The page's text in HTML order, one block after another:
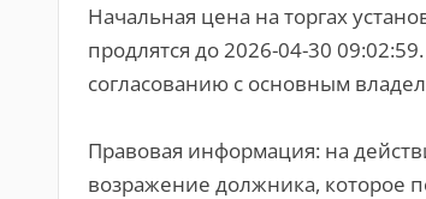
Начальная цена на торгах
продлятся до 2026-04-30
согласованию с основным
Правовая информация: на
возражение должника, которое